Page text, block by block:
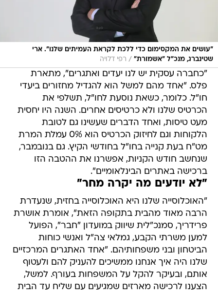
"עושים את המקסימום כדי ללכת לקראת העמיתים שלנו". ארי
שטינברג, מנכ"ל "אשמורת" / רפי דלויה
"כחברה עסקית יש לנו יעדים ואתגרים", מתארת
פלס. "אחד מהם למשל הוא להגדיל מחזורים ביעדי
חו"ל. כלומר, כשאת נוסעת לחו"ל, תשלפי את
הכרטיס שלנו ולא כרטיסים אחרים. השנה היו יחסית
מעט טיסות, ואחד הדברים שעשינו גם לטובת
הלקוחות וגם לחיזוק הכרטיס הוא 0% עמלת המרת
מט"ח בעת קנייה בחו"ל בחודשי הקיץ. גם בנובמבר,
שנחשב חודש הקניות, אפשרנו את ההטבה הזו
ברכישה באתרים הבינלאומיים".
"לא יודעים מה יקרה מחר"
"האוכלוסייה שלנו היא האוכלוסייה בחזית, שנעדרת
הרבה מאוד מהבית בתקופה הזאת", אומרת אושרת
פרידריך, סמנכ"לית שיווק במועדון "חבר", הפועל
למען משרתי הקבע, גמלאי צה"ל ואנשי כוחות
הביטחון ובני משפחותיהם. "אחד האתגרים המרכזיים
שלנו היה איך אנחנו ממשיכים להעניק להם ולעטוף
אותם, ובעיקר להקל על המשפחות בעורף. למשל,
הצענו לרכישה מארזים שמגיעים עם שליח עד הבית